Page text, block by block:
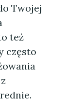
Twojej
też
często